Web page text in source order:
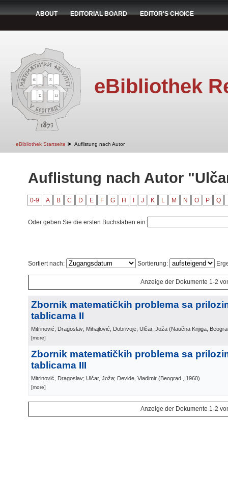
ABOUT EDITORIAL BOARD EDITOR'S CHOICE
eBibliothek
eBibliothek Startseite ➤ Auflistung nach Autor
Auflistung nach Autor
0-9 A B C D E F G H J K L M N O P Q
Oder geben Sie die ersten Buchstaben ein:
Sortiert nach: Sortierung:
Anzeige der Dokumente 1-2
Zbornik matematičkih problema sa
tablicama II
Mitrinović, Dragoslav; Mihajlović, Dobrivoje; Ulčar, Joža (Naučna Knjiga,
[more]
Zbornik matematičkih problema sa
tablicama III
Mitrinović, Dragoslav; Ulčar, Joža; Devide, Vladimir (Beograd , 1960)
[more]
Anzeige der Dokumente 1-2